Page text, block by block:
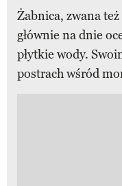
Żabnica, zwana
głównie na dnie
płytkie wody.
postrach wśród